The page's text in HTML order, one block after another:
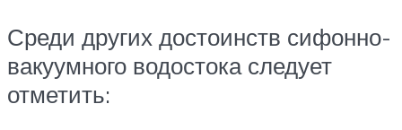
Среди других достоинств сифонно-
вакуумного водостока следует
отметить: